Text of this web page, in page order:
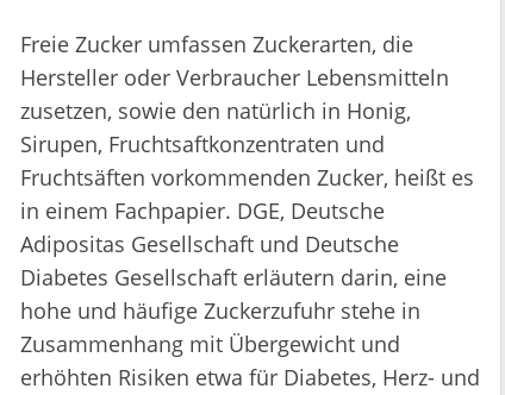
Freie Zucker umfassen Zuckerarten, die
Hersteller oder Verbraucher Lebensmitteln
zusetzen, sowie den natürlich in Honig,
Sirupen, Fruchtsaftkonzentraten und
Fruchtsäften vorkommenden Zucker, heißt es
in einem Fachpapier. DGE, Deutsche
Adipositas Gesellschaft und Deutsche
Diabetes Gesellschaft erläutern darin, eine
hohe und häufige Zuckerzufuhr stehe in
Zusammenhang mit Übergewicht und
erhöhten Risiken etwa für Diabetes, Herz- und